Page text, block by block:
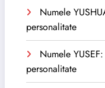
Numele
personalitate
Numele
personalitate